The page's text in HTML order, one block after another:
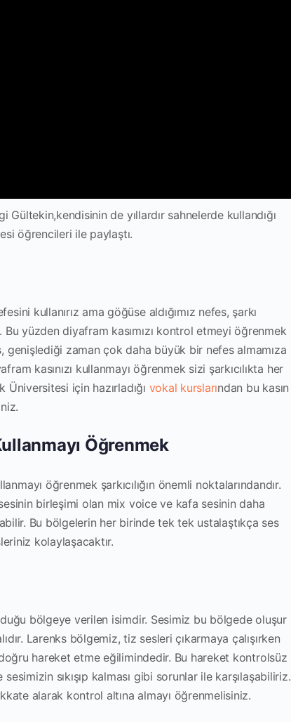
Gültekin,kendisinin de yıllardır sahnelerde kullandığı
öğrencileri ile paylaştı.
kullanırız ama göğüse aldığımız nefes, şarkı
yüzden diyafram kasımızı kontrol etmeyi öğrenmek
zaman çok daha büyük bir nefes almamıza
kasınızı kullanmayı öğrenmek sizi şarkıcılıkta her
için hazırladığı vokal kurslarından bu kasın
Öğrenmek
öğrenmek şarkıcılığın önemli noktalarındandır.
birleşimi olan mix voice ve kafa sesinin daha
Bu bölgelerin her birinde tek tek ustalaştıkça ses
kolaylaşacaktır.
bölgeye verilen isimdir. Sesimiz bu bölgede oluşur
Larenks bölgemiz, tiz sesleri çıkarmaya çalışırken
doğru hareket etme eğilimindedir. Bu hareket kontrolsüz
sıkışıp kalması gibi sorunlar ile karşılaşabiliriz.
alarak kontrol altına almayı öğrenmelisiniz.